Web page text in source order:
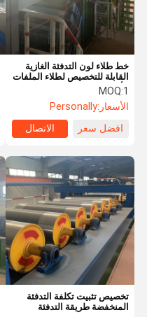
منزل المنتجات
خط طلاء لون التدفئة الغازية
القابلة للتخصيص لطلاء الملفات
الألومنيومية
MOQ:1
الأسعار:Personally
افضل سعر
الاتصال
تخصيص تثبيت تكلفة التدفئة
المنخفضة طريقة التدفئة